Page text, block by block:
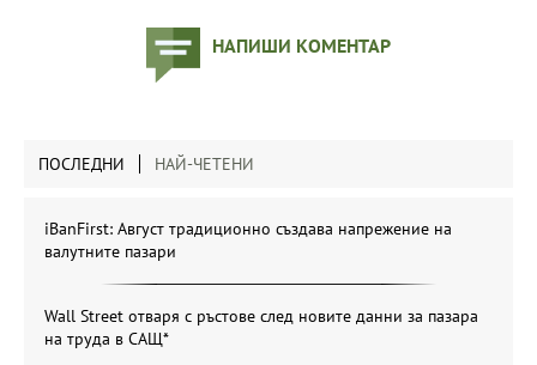
НАПИШИ КОМЕНТАР
ПОСЛЕДНИ НАЙ-ЧЕТЕНИ
iBanFirst: Август традиционно създава напрежение на
валутните пазари
Wall Street отваря с ръстове след новите данни за пазара
на труда в САЩ*